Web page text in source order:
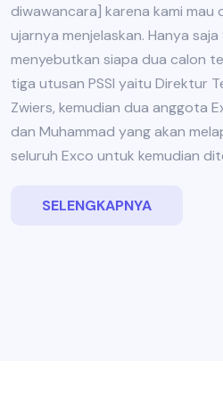
diwawancara] karena kami mau
ujarnya menjelaskan. Hanya
menyebutkan siapa dua calon
tiga utusan PSSI yaitu Direktur
Zwiers, kemudian dua anggota
dan Muhammad yang akan
seluruh Exco untuk kemudian
SELENGKAPNYA